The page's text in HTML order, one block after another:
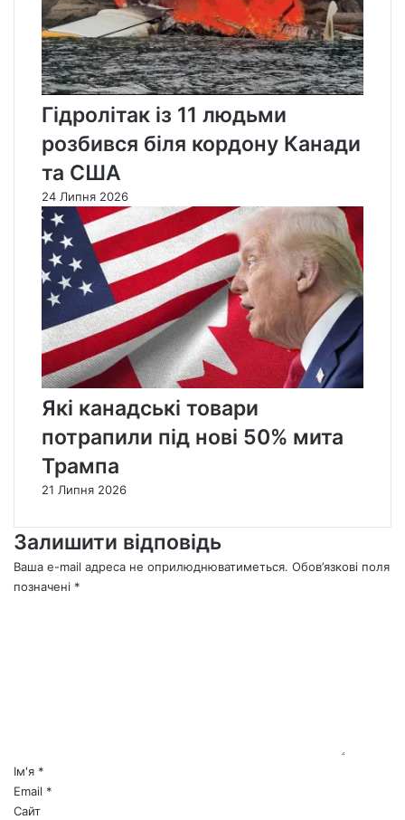
Гідролітак із 11 людьми
розбився біля кордону Канади
та США
24 Липня 2026
Які канадські товари
потрапили під нові 50% мита
Трампа
21 Липня 2026
Залишити відповідь
Ваша e-mail адреса не оприлюднюватиметься. Обов’язкові поля
позначені *
*Ім'я *
Email *
Сайт